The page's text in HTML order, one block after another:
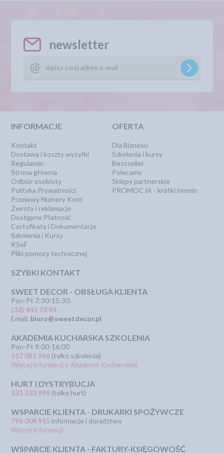
newsletter
INFORMACJE
Kontakt
Dostawa i koszty wysyłki
Regulamin
Strona główna
Odbiór osobisty
Polityka Prywatności
Przelewy Numery Kont
Zwroty i reklamacje
Dostępne Płatność
Certyfikaty i Dokumentacje
Szkolenia i Kursy
KSeF
Pliki pomocy technicznej
OFERTA
Dla Biznesu
Szkolenia i kursy
Bestseller
Polecamy
Sklepy partnerskie
PROMOCJA - krótki termin
SZYBKI KONTAKT
SWEET DECOR - OBSŁUGA KLIENTA
Pon-Pt 7:30-15:30:
(32) 445 73 84
Email: biuro@sweetdecor.pl
AKADEMIA KUCHARSKA SZKOLENIA
Pon-Pt 9:00-16:00
517 081 966 (tylko szkolenia)
Więcej informacji o Akademii Kucharskiej
HURT I DYSTRYBUCJA
531 333 989 (tylko hurt)
WSPARCIE KLIENTA - DRUKARKI SPOŻYWCZE
796 004 915 informacje i doradztwo
Więcej informacji
WSPARCIE KLIENTA - FAKTURY-KSIĘGOWOŚĆ